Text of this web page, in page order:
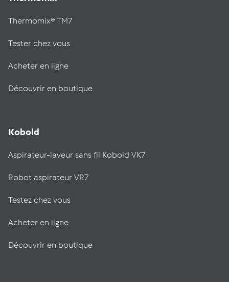
Thermomix® TM7
Tester chez vous
Acheter en ligne
Découvrir en boutique
Kobold
Aspirateur-laveur sans fil Kobold VK7
Robot aspirateur VR7
Testez chez vous
Acheter en ligne
Découvrir en boutique